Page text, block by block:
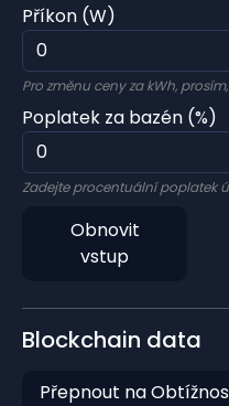
Příkon (W)
Pro změnu ceny za kWh,
Poplatek za bazén (%)
Zadejte procentuální poplatek
Obnovit
vstup
Blockchain data
Přepnout na